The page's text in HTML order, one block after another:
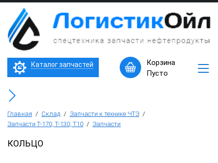
Бульдозер Б11
×
Каталог запчастей
Корзина
Пусто
Главная / Склад / Запчасти к технике ЧТЗ /
Запчасти Т-170, Т-130, Т10 / Запчасти
КОЛЬЦО
Запчасти
технике
ЧТЗ
Машины
Горячее
предложение